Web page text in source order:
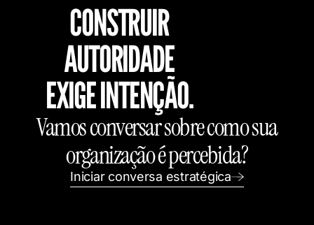
CONSTRUIR
AUTORIDADE
EXIGE INTENÇÃO.
Vamos conversar sobre como sua
organização é percebida?
Iniciar conversa estratégica